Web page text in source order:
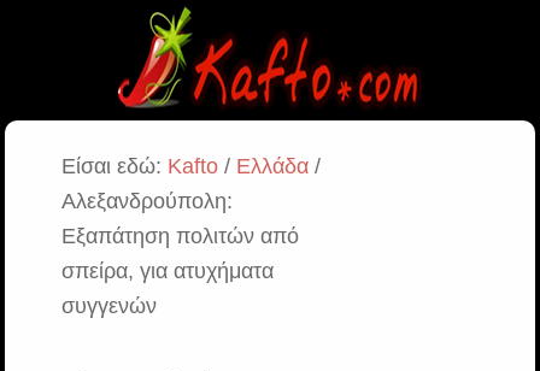
Είσαι εδώ: Kafto/ Ελλάδα/
Αλεξανδρούπολη:
Εξαπάτηση πολιτών από
σπείρα, για ατυχήματα
συγγενών